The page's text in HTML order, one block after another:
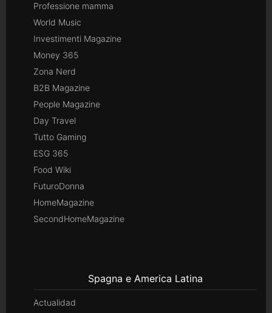
Professione mamma
World Music
Investimenti Magazine
Money 365
Zona Nerd
B2B Magazine
People Magazine
Day Travel
Tutto Gaming
ESG 365
Food Wiki
FuturoDonna
HomeMagazine
SecondHomeMagazine
Spagna e America Latina
Actualidad